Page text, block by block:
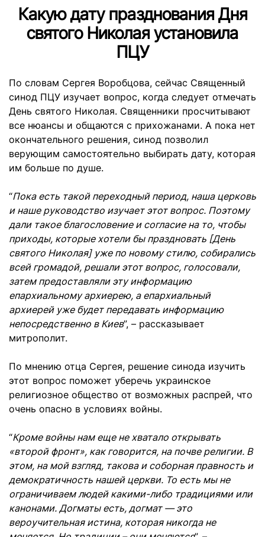
Какую дату празднования Дня
святого Николая установила
ПЦУ
По словам Сергея Воробцова, сейчас Священный
синод ПЦУ изучает вопрос, когда следует отмечать
День святого Николая. Священники просчитывают
все нюансы и общаются с прихожанами. А пока нет
окончательного решения, синод позволил
верующим самостоятельно выбирать дату, которая
им больше по душе.
“Пока есть такой переходный период, наша церковь
и наше руководство изучает этот вопрос. Поэтому
дали такое благословение и согласие на то, чтобы
приходы, которые хотели бы праздновать [День
святого Николая] уже по новому стилю, собирались
всей громадой, решали этот вопрос, голосовали,
затем предоставляли эту информацию
епархиальному архиерею, а епархиальный
архиерей уже будет передавать информацию
непосредственно в Киев”, – рассказывает
митрополит.
По мнению отца Сергея, решение синода изучить
этот вопрос поможет уберечь украинское
религиозное общество от возможных распрей, что
очень опасно в условиях войны.
“Кроме войны нам еще не хватало открывать
«второй фронт», как говорится, на почве религии. В
этом, на мой взгляд, такова и соборная правность и
демократичность нашей церкви. То есть мы не
ограничиваем людей какими-либо традициями или
канонами. Догматы есть, догмат — это
вероучительная истина, которая никогда не